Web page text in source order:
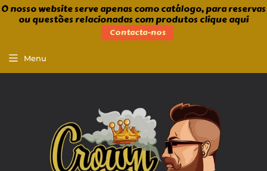
O nosso website serve apenas como catálogo, para reservas
ou questões relacionadas com produtos clique aqui
Contacta-nos
Menu